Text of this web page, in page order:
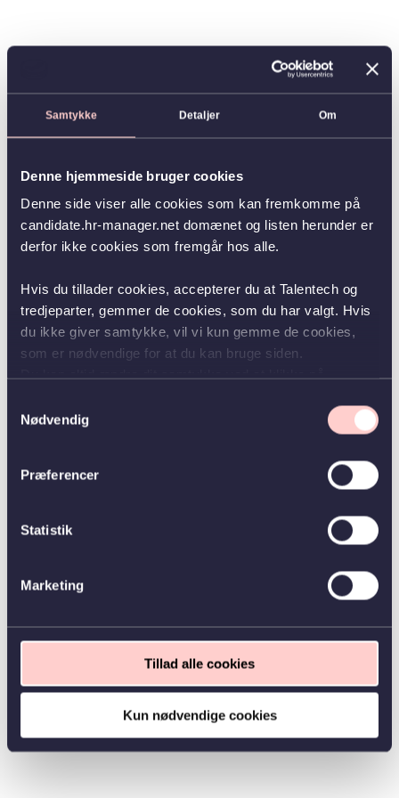
Samtykke Detaljer Om
Denne hjemmeside bruger cookies
Denne side viser alle cookies som kan fremkomme på
candidate.hr-manager.net domænet og listen herunder er
derfor ikke cookies som fremgår hos alle.
Hvis du tillader cookies, accepterer du at Talentech og
tredjeparter, gemmer de cookies, som du har valgt. Hvis
du ikke giver samtykke, vil vi kun gemme de cookies,
som er nødvendige for at du kan bruge siden.
Nødvendig
Præferencer
Statistik
Marketing
Tillad alle cookies
Kun nødvendige cookies